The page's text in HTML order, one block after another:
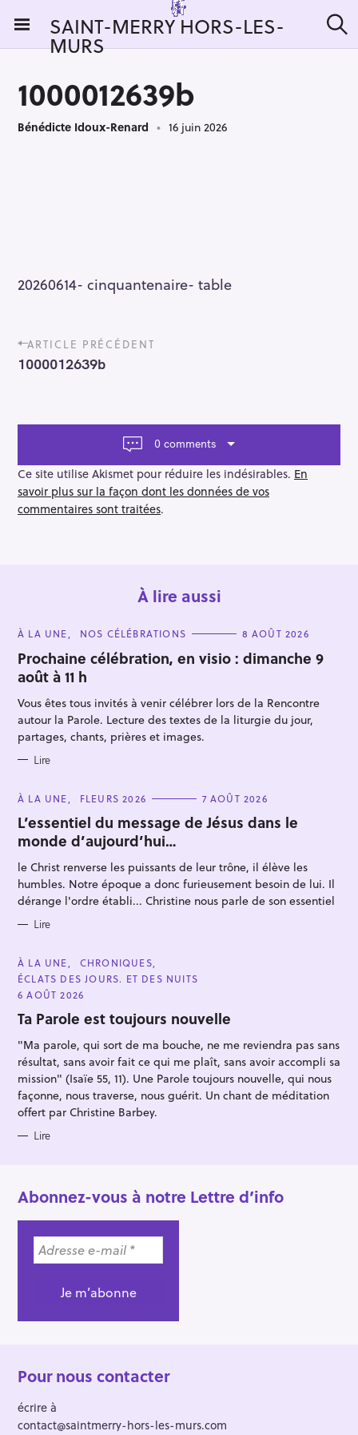
i
SAINT-MERRY HORS-LES-
MURS e
1000012639b
Bénédicte Idoux-Renard 16 juin 2026
20260614- cinquantenaire- table
P
o
s
a
g
a
t
i
ARTICLE PRÉCÉDENT
1000012639b
0 comments
Ce site utilise Akismet pour réduire les indésirables. En
savoir plus sur la façon dont les données de vos
commentaires sont traitées.
À lire aussi
C
T
E
G
O
I
E
S
À LA UNE NOS CÉLÉBRATIONS 8 AOÛT 2026
Prochaine célébration, en visio : dimanche 9
août à 11 h
Vous êtes tous invités à venir célébrer lors de la Rencontre
autour la Parole. Lecture des textes de la liturgie du jour,
partages, chants, prières et images.
Lire
C
T
E
G
O
R
I
E
S
À LA UNE FLEURS 2026 7 AOÛT 2026
L’essentiel du message de Jésus dans le
monde d’aujourd’hui…
le Christ renverse les puissants de leur trône, il élève les
humbles. Notre époque a donc furieusement besoin de lui. Il
dérange l'ordre établi... Christine nous parle de son essentiel
Lire
C
A
T
E
G
O
R
E
À LA UNE
CHRONIQUES
ÉCLATS DES JOURS. ET DES NUITS
6 AOÛT 2026
Ta Parole est toujours nouvelle
"Ma parole, qui sort de ma bouche, ne me reviendra pas sans
résultat, sans avoir fait ce qui me plaît, sans avoir accompli sa
mission" (Isaïe 55, 11). Une Parole toujours nouvelle, qui nous
façonne, nous traverse, nous guérit. Un chant de méditation
offert par Christine Barbey.
Lire
Abonnez-vous à notre Lettre d’info
Pour nous contacter
écrire à
contact@saintmerry-hors-les-murs.com
R
e
h
e
r
h
e
r